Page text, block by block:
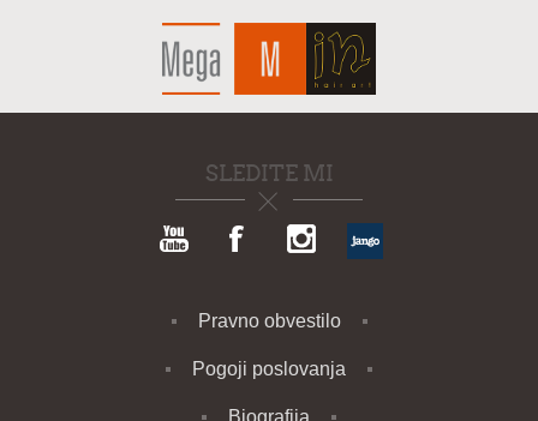
SLEDITE MI
Pravno obvestilo
Pogoji poslovanja
Biografija